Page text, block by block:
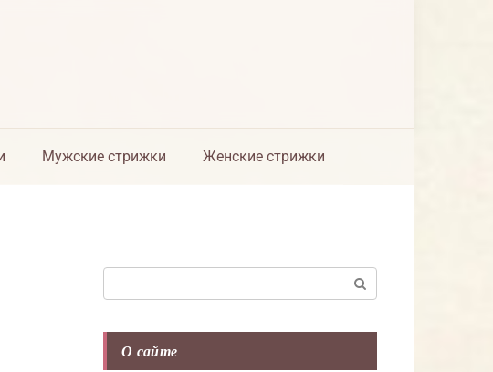
Мужские стрижки Женские стрижки
О сайте